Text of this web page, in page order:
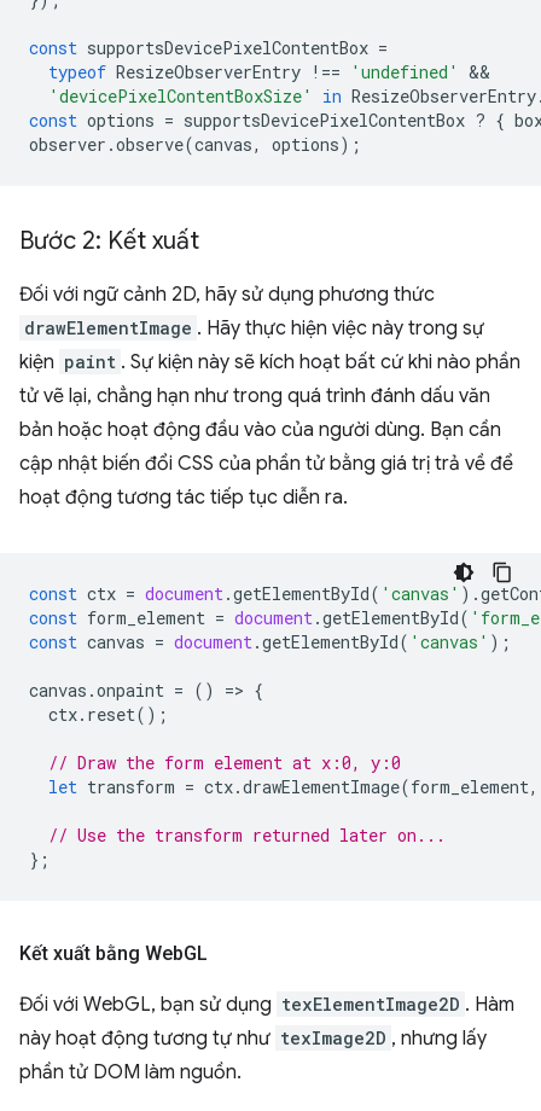
const supportsDevicePixelContentBox =
typeof ResizeObserverEntry !== 'undefined'
'devicePixelContentBoxSize'
in ResizeObserverEntry
const options = supportsDevicePixelContentBox ? {
observer .observe(canvas, options);
Bước 2: Kết xuất
Đối với ngữ cảnh 2D, hãy sử dụng phương thức
drawElementImage . Hãy thực hiện việc này trong sự
kiện paint . Sự kiện này sẽ kích hoạt bất cứ khi nào phần
tử vẽ lại, chẳng hạn như trong quá trình đánh dấu văn
bản hoặc hoạt động đầu vào của người dùng. Bạn cần
cập nhật biến đổi CSS của phần tử bằng giá trị trả về để
hoạt động tương tác tiếp tục diễn ra.
const ctx = document.getElementById( 'canvas' ).
const form_element = document.getElementById(
const canvas = document.getElementById( 'canvas' );
canvas .onpaint = () => {
ctx. reset();
// Draw the form element at x:0, y:0
let transform = ctx.drawElementImage(form_element,
// Use the transform returned later on...
};
Kết xuất bằng WebGL
Đối với WebGL, bạn sử dụng texElementImage2D . Hàm
này hoạt động tương tự như texImage2D , nhưng lấy
phần tử DOM làm nguồn.